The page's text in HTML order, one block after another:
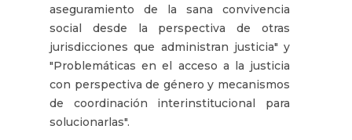
aseguramiento de la sana convivencia
social desde la perspectiva de otras
jurisdicciones que administran justicia" y
"Problemáticas en el acceso a la justicia
con perspectiva de género y mecanismos
de coordinación interinstitucional para
solucionarlas".